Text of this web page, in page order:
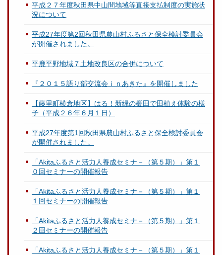
平成２７年度秋田県中山間地域等直接支払制度の実施状
況について
平成27年度第2回秋田県農山村ふるさと保全検討委員会
が開催されました。
平鹿平野地域７土地改良区の合併について
『２０１５語り部交流会ｉｎあきた』を開催しました
【藤里町横倉地区】はる！新緑の棚田で田植え体験の様
子（平成２６年６月１日）
平成27年度第1回秋田県農山村ふるさと保全検討委員会
が開催されました。
「Akitaふるさと活力人養成セミナ－（第５期）」第１
０回セミナーの開催報告
「Akitaふるさと活力人養成セミナ－（第５期）」第１
１回セミナーの開催報告
「Akitaふるさと活力人養成セミナ－（第５期）」第１
２回セミナーの開催報告
「Akitaふるさと活力人養成セミナ－（第５期）」第１